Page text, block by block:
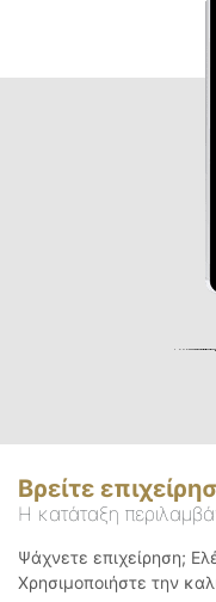
Βρείτε
Η κατάταξη
Ψάχνετε επιχείρηση;
Χρησιμοποιήστε την